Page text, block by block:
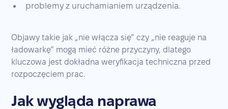
problemy z uruchamianiem urządzenia.
Objawy takie jak „nie włącza się” czy „nie reaguje na
ładowarkę” mogą mieć różne przyczyny, dlatego
kluczowa jest dokładna weryfikacja techniczna przed
rozpoczęciem prac.
Jak wygląda naprawa